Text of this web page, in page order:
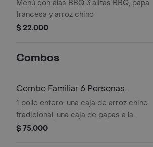
Menú con alas BBQ 3 alitas BBQ, papa
francesa y arroz chino
$ 22.000
Combos
Combo Familiar 6 Personas
Bebida
1 pollo entero, una caja de arroz chino
tradicional, una caja de papas a la
francesa y gaseosa 1.5 L a elegir.
$ 75.000